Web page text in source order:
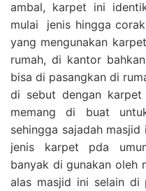
ambal, karpet ini
mulai jenis hingga
yang mengunakan
rumah, di kantor
bisa di pasangkan di
di sebut dengan karpet
memang di buat
sehingga sajadah
jenis karpet pda
banyak di gunakan oleh
alas masjid ini selain di